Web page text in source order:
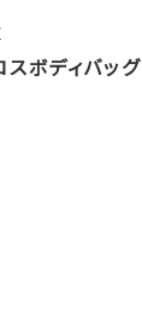
ボディバッグ